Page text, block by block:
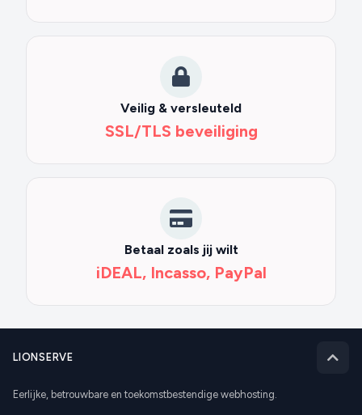
Veilig & versleuteld
SSL/TLS beveiliging
Betaal zoals jij wilt
iDEAL, Incasso, PayPal
LIONSERVE
Eerlijke, betrouwbare en toekomstbestendige webhosting.